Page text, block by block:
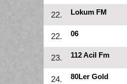
22. Lokum FM
22. 06
23. 112 Acil Fm
24. 80Ler Gold